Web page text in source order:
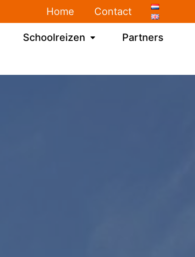
Home Contact
Schoolreizen
Partners